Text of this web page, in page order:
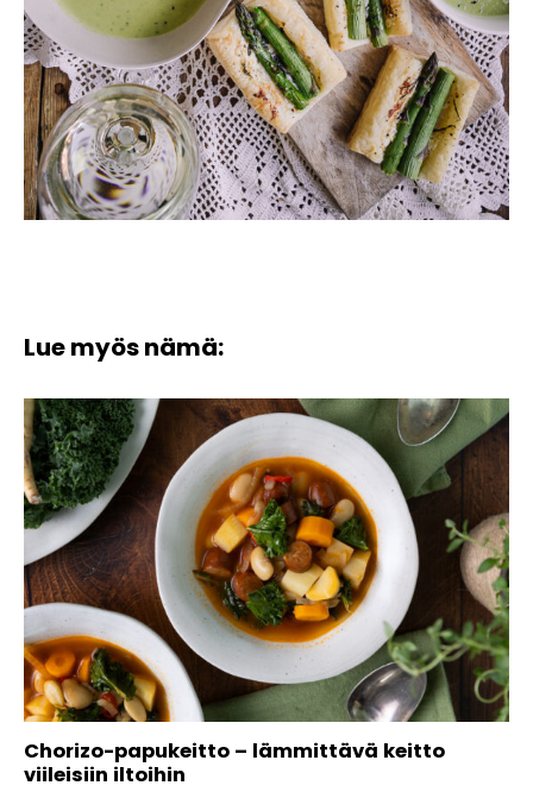
Lue myös nämä:
Chorizo-papukeitto – lämmittävä keitto
viileisiin iltoihin